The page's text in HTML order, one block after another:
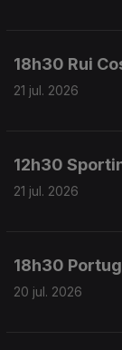
18h30 Rui
21 jul. 2026
12h30
21 jul. 2026
18h30
20 jul. 2026